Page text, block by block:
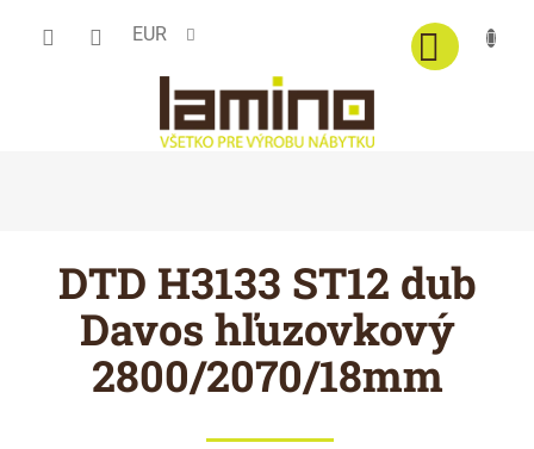
EUR
DTD H3133 ST12 dub
Davos hľuzovkový
2800/2070/18mm